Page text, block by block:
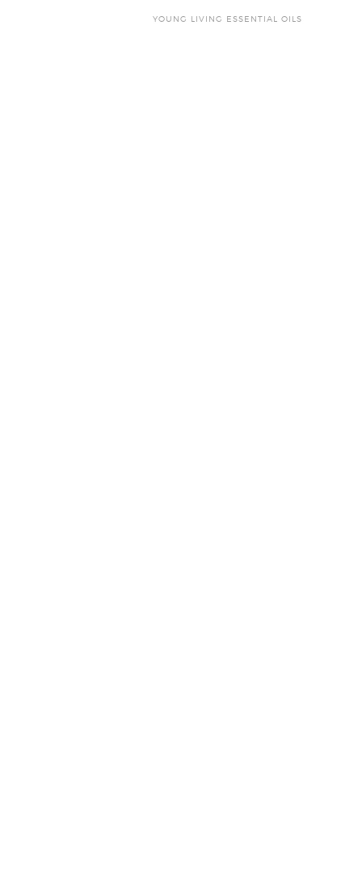
YOUNG LIVING ESSENTIAL OILS